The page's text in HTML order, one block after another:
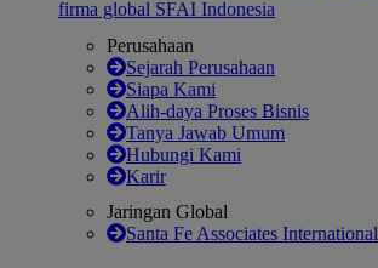
firma global SFAI Indonesia
Perusahaan
Sejarah Perusahaan
Siapa Kami
Alih-daya Proses Bisnis
Tanya Jawab Umum
Hubungi Kami
Karir
Jaringan Global
Santa Fe Associates International